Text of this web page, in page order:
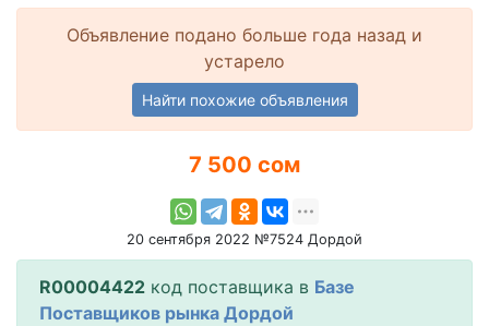
Объявление подано больше года назад и
устарело
Найти похожие объявления
7 500 сом
20 сентября 2022 №7524 Дордой
R00004422 код поставщика в Базе
Поставщиков рынка Дордой